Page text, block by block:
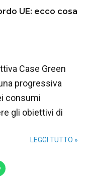
UE: ecco cosa
Case Green
progressiva
consumi
gli obiettivi di
LEGGI TUTTO »